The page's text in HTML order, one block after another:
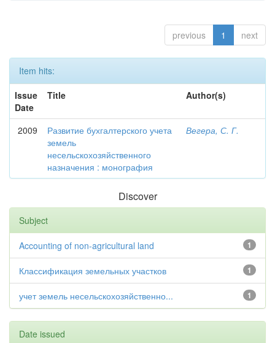
previous 1 next
Item hits:
Issue
Date
Title Author(s)
2009
Развитие бухгалтерского учета
земель
несельскохозяйственного
назначения : монография
Вегера, С. Г.
Discover
Subject
1
Accounting of non-agricultural land
1
Классификация земельных участков
1
учет земель несельскохозяйственно...
Date issued